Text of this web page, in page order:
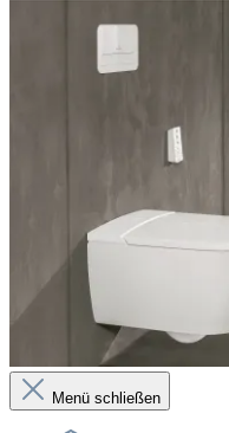
Menü schließen